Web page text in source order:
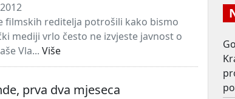
filmskih reditelja potrošili kako bismo
mediji vrlo često ne izvjeste javnost o
Vla... Više
prva dva mjeseca